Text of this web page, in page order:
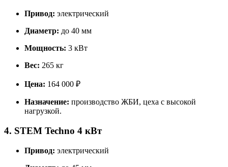
Привод: электрический
Диаметр: до 40 мм
Мощность: 3 кВт
Вес: 265 кг
Цена: 164 000 ₽
Назначение: производство ЖБИ, цеха с высокой
нагрузкой.
4. STEM Techno 4 кВт
Привод: электрический